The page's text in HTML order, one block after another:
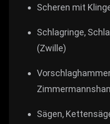
Scheren mit
Schlagringe,
(Zwille)
Sägen,